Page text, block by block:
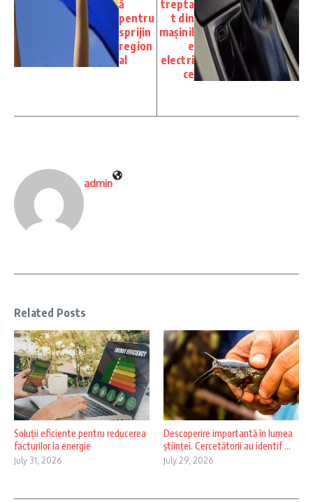
ă
pentru
sprijin
region
al
trepta
t din
mașinil
e
electri
ce
admin
Related Posts
Soluții eficiente pentru reducerea
facturilor la energie
July 31, 2026
Descoperire importantă în lumea
științei. Cercetătorii au identif ...
July 29, 2026